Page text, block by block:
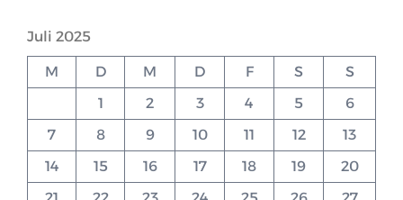
Juli 2025
M D M D F S
S
1
2 3 4 5
6
7
8 9 10 11 12
13
14
15 16 17 18 19
20